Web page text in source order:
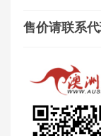
售价请联系